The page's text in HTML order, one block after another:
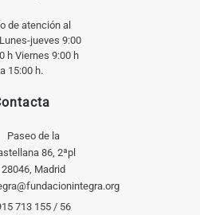
de atención al
jueves 9:00
h Viernes 9:00 h
a 15:00 h.
Paseo de la
86, 2ªpl
28046, Madrid
713 155 / 56